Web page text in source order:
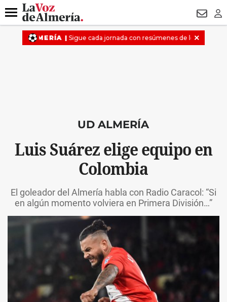
DESTACADO
Menú
UD ALMERÍA
Luis Suárez elige equipo en
Colombia
El goleador del Almería habla con Radio Caracol: “Si
en algún momento volviera en Primera División…”